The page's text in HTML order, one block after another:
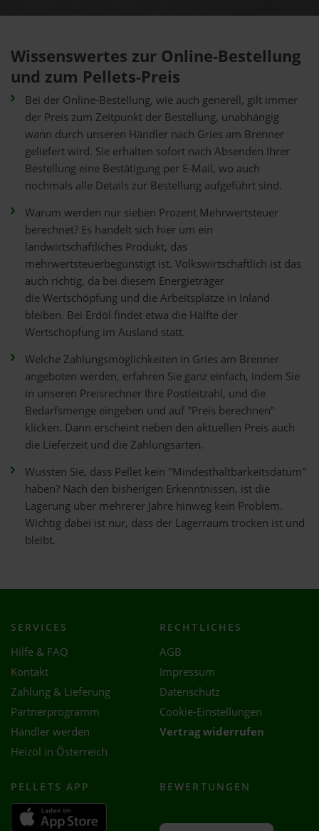
Wissenswertes zur Online-Bestellung
und zum Pellets-Preis
Bei der Online-Bestellung, wie auch generell, gilt immer
der Preis zum Zeitpunkt der Bestellung, unabhängig
wann durch unseren Händler nach Gries am Brenner
geliefert wird. Sie erhalten sofort nach Absenden Ihrer
Bestellung eine Bestätigung per E-Mail, wo auch
nochmals alle Details zur Bestellung aufgeführt sind.
Warum werden nur sieben Prozent Mehrwertsteuer
berechnet? Es handelt sich hier um ein
landwirtschaftliches Produkt, das
mehrwertsteuerbegünstigt ist. Volkswirtschaftlich ist das
auch richtig, da bei diesem Energieträger
die Wertschöpfung und die Arbeitsplätze in Inland
bleiben. Bei Erdöl findet etwa die Hälfte der
Wertschöpfung im Ausland statt.
Welche Zahlungsmöglichkeiten in Gries am Brenner
angeboten werden, erfahren Sie ganz einfach, indem Sie
in unseren Preisrechner Ihre Postleitzahl, und die
Bedarfsmenge eingeben und auf "Preis berechnen"
klicken. Dann erscheint neben den aktuellen Preis auch
die Lieferzeit und die Zahlungsarten.
Wussten Sie, dass Pellet kein "Mindesthaltbarkeitsdatum"
haben? Nach den bisherigen Erkenntnissen, ist die
Lagerung über mehrerer Jahre hinweg kein Problem.
Wichtig dabei ist nur, dass der Lagerraum trocken ist und
bleibt.
SERVICES
Hilfe & FAQ
Kontakt
Zahlung & Lieferung
Partnerprogramm
Händler werden
Heizöl in Österreich
RECHTLICHES
AGB
Impressum
Datenschutz
Cookie-Einstellungen
Vertrag widerrufen
PELLETS APP BEWERTUNGEN